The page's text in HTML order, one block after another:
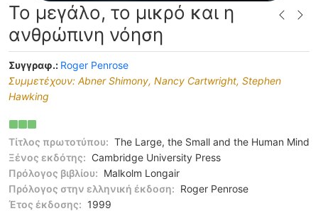
Το μεγάλο, το μικρό και η
ανθρώπινη νόηση
Συγγραφ.: Roger Penrose
Συμμετέχουν: Abner Shimony, Nancy Cartwright, Stephen
Hawking
Τίτλος πρωτοτύπου: The Large, the Small and the Human Mind
Ξένος εκδότης: Cambridge University Press
Πρόλογος βιβλίου: Malkolm Longair
Πρόλογος στην ελληνική έκδοση: Roger Penrose
Έτος έκδοσης: 1999